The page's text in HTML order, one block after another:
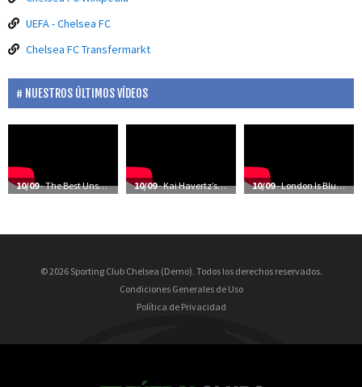
UEFA - Chelsea FC
Chelsea FC Transfermarkt
NUESTROS ÚLTIMOS VÍDEOS
10/09- The Best Unseen Moments Of Chelsea’s Season 10/09- Kai Havertz’s First Training Session At Cobham 10/09- London Is Blue | The Future’s Bright | Frank Lampard: Coming Home
© 2026 Sporting Club Chelsea (Demo). Todos los derechos reservados.
Condiciones Generales de Uso
Política de Privacidad